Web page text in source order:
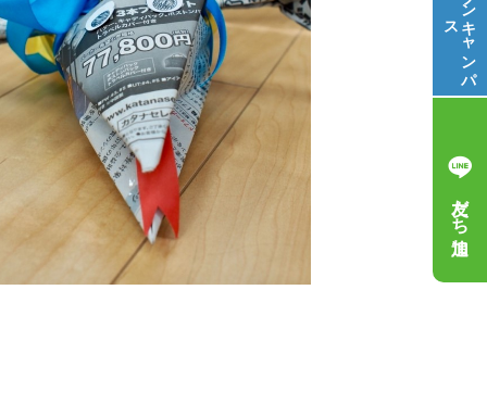
キ
ャ
ン
パ
ス
友だち追加